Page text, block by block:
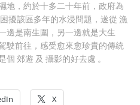
地，約於十多二十年前，政府為
擾該區多年的水浸問題，遂從 漁
邊是南生圍，另一邊就是大生
駛前往，感受愈來愈珍貴的傳統
郊遊 及 攝影的好去處 。
X